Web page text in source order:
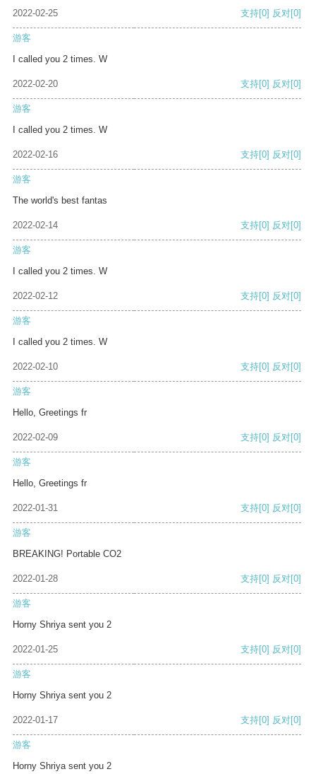
2022-02-25 支持[0] 反对[0]
游客
I called you 2 times. W
2022-02-20 支持[0] 反对[0]
游客
I called you 2 times. W
2022-02-16 支持[0] 反对[0]
游客
The world's best fantas
2022-02-14 支持[0] 反对[0]
游客
I called you 2 times. W
2022-02-12 支持[0] 反对[0]
游客
I called you 2 times. W
2022-02-10 支持[0] 反对[0]
游客
Hello, Greetings fr
2022-02-09 支持[0] 反对[0]
游客
Hello, Greetings fr
2022-01-31 支持[0] 反对[0]
游客
BREAKING! Portable CO2
2022-01-28 支持[0] 反对[0]
游客
Horny Shriya sent you 2
2022-01-25 支持[0] 反对[0]
游客
Horny Shriya sent you 2
2022-01-17 支持[0] 反对[0]
游客
Horny Shriya sent you 2